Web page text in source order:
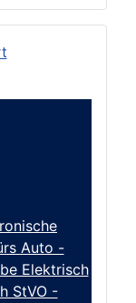
Auto -
Elektrisch
StVO -